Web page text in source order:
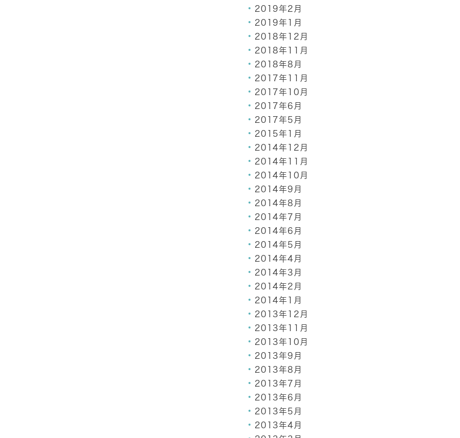
2019年2月
2019年1月
2018年12月
2018年11月
2018年8月
2017年11月
2017年10月
2017年6月
2017年5月
2015年1月
2014年12月
2014年11月
2014年10月
2014年9月
2014年8月
2014年7月
2014年6月
2014年5月
2014年4月
2014年3月
2014年2月
2014年1月
2013年12月
2013年11月
2013年10月
2013年9月
2013年8月
2013年7月
2013年6月
2013年5月
2013年4月